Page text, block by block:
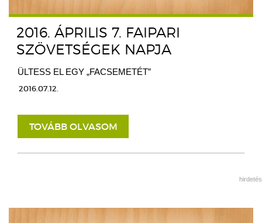
2016. ÁPRILIS 7. FAIPARI
SZÖVETSÉGEK NAPJA
ÜLTESS EL EGY „FACSEMETÉT”
2016.07.12.
TOVÁBB OLVASOM
hirdetés